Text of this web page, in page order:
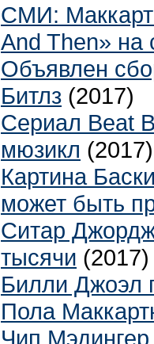
СМИ:
And Then» на
Объявлен
Битлз (2017)
Сериал Beat
мюзикл (2017)
Картина
может быть
Ситар
тысячи (2017)
Билли Джоэл
Пола
Чип Мэдингер